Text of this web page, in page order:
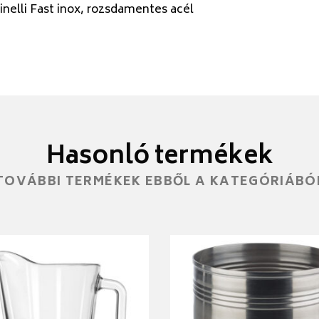
Fast inox, rozsdamentes acél
Hasonló termékek
TERMÉKEK EBBŐL A